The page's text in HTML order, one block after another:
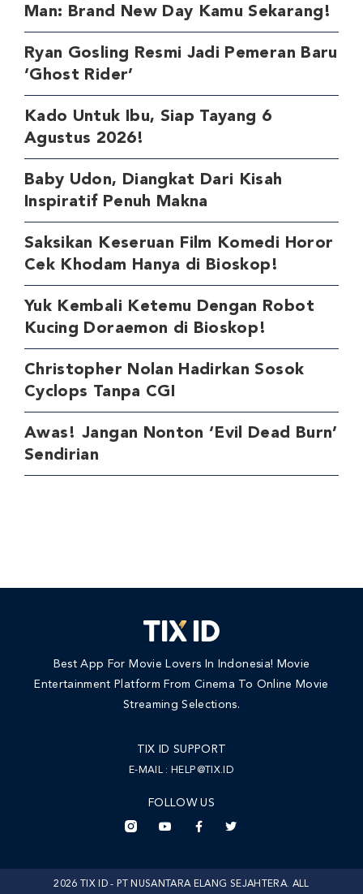
Man: Brand New Day Kamu Sekarang!
Ryan Gosling Resmi Jadi Pemeran Baru
‘Ghost Rider’
Kado Untuk Ibu, Siap Tayang 6
Agustus 2026!
Baby Udon, Diangkat Dari Kisah
Inspiratif Penuh Makna
Saksikan Keseruan Film Komedi Horor
Cek Khodam Hanya di Bioskop!
Yuk Kembali Ketemu Dengan Robot
Kucing Doraemon di Bioskop!
Christopher Nolan Hadirkan Sosok
Cyclops Tanpa CGI
Awas! Jangan Nonton ‘Evil Dead Burn’
Sendirian
Best App For Movie Lovers In Indonesia! Movie
Entertainment Platform From Cinema To Online Movie
Streaming Selections.
TIX ID SUPPORT
E-MAIL : HELP@TIX.ID
FOLLOW US
2026 TIX ID - PT NUSANTARA ELANG SEJAHTERA. ALL